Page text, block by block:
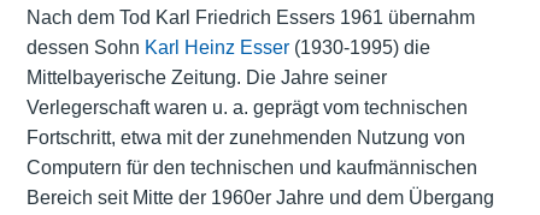
Nach dem Tod Karl Friedrich Essers 1961 übernahm
dessen Sohn Karl Heinz Esser(1930-1995) die
Mittelbayerische Zeitung. Die Jahre seiner
Verlegerschaft waren u. a. geprägt vom technischen
Fortschritt, etwa mit der zunehmenden Nutzung von
Computern für den technischen und kaufmännischen
Bereich seit Mitte der 1960er Jahre und dem Übergang